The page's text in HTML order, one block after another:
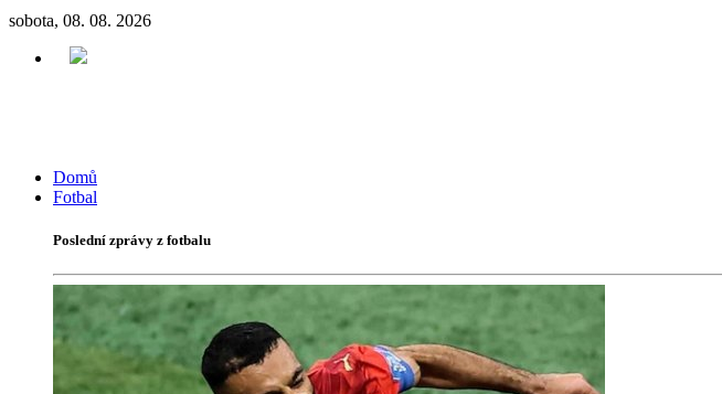
sobota, 08. 08. 2026
Domů
Fotbal
Poslední zprávy z fotbalu